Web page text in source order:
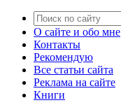
О сайте и обо мне
Контакты
Рекомендую
Все статьи сайта
Реклама на сайте
Книги